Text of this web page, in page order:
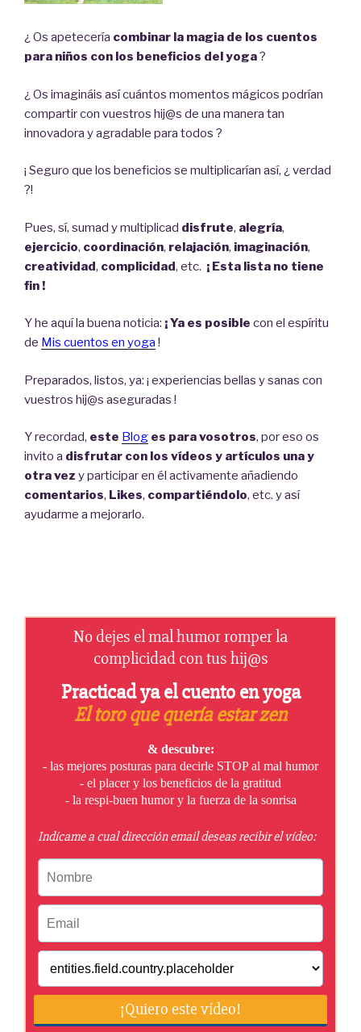
¿ Os apetecería combinar la magia de los cuentos
para niños con los beneficios del yoga?
¿ Os imagináis así cuántos momentos mágicos podrían
compartir con vuestros hij@s de una manera tan
innovadora y agradable para todos ?
¡ Seguro que los beneficios se multiplicarían así, ¿ verdad
?!
Pues, sí, sumad y multiplicad disfrute, alegría,
ejercicio, coordinación, relajación, imaginación,
creatividad, complicidad, etc. ¡ Esta lista no tiene
fin !
Y he aquí la buena noticia: ¡ Ya es posible con el espíritu
de Mis cuentos en yoga !
Preparados, listos, ya: ¡ experiencias bellas y sanas con
vuestros hij@s aseguradas !
Y recordad, este Blog es para vosotros, por eso os
invito a disfrutar con los vídeos y artículos una y
otra vez y participar en él activamente añadiendo
comentarios, Likes, compartiéndolo, etc. y así
ayudarme a mejorarlo.